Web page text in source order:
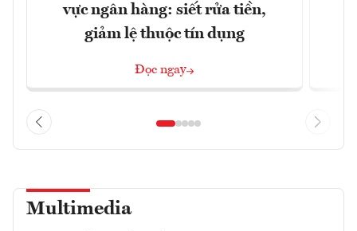
vực ngân hàng: siết rửa tiền,
giảm lệ thuộc tín dụng
Đọc ngay
Multimedia